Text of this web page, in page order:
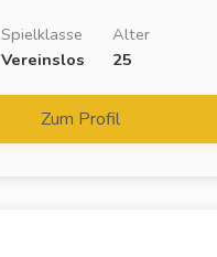
Spielklasse
Vereinslos
Alter
25
Zum Profil